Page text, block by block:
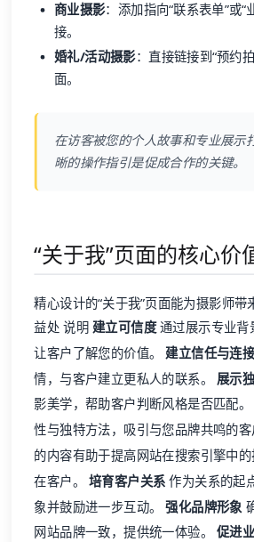
商业摄影：添加指向“联系表单”或“
接。
婚礼/活动摄影：直接链接到“预约
面。
在访客被您的个人故事和专业展示
晰的操作指引是促成合作的关键。
“关于我”页面的核心价
精心设计的“关于我”页面能为摄影师带
益处 说明 建立可信度通过展示专业背
让客户了解您的价值。 建立信任与连
情，与客户建立更私人的联系。 展示
影美学，帮助客户判断风格是否匹配
性与独特方法，吸引与您品牌共鸣的
的内容有助于提高网站在搜索引擎中
在客户。 培育客户关系 作为关系的起
象并鼓励进一步互动。强化品牌形象
网站品牌一致，提供统一体验。促进